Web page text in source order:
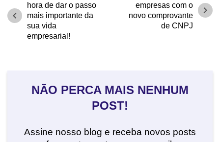
hora de dar o passo
mais importante da
sua vida
empresarial!
chevron_left
empresas com o
novo comprovante
de CNPJ
chevron_right
NÃO PERCA MAIS NENHUM
POST!
Assine nosso blog e receba novos posts